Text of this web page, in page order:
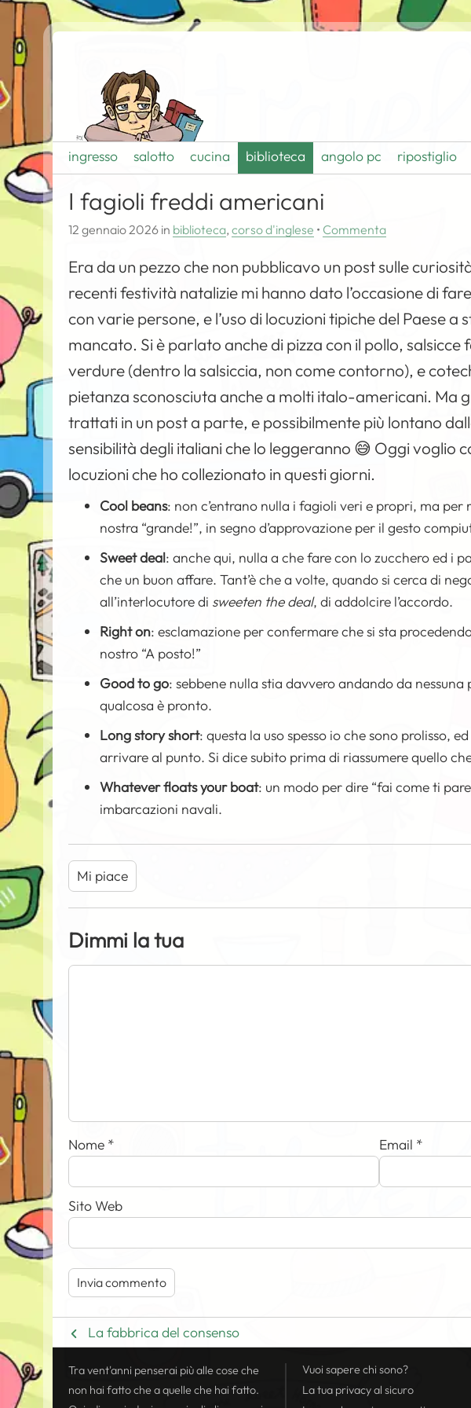
ingresso salotto cucina biblioteca angolo pc ripostiglio
I fagioli freddi americani
12 gennaio 2026 in biblioteca,corso d'inglese • Commenta
Era da un pezzo che non pubblicavo un post sulle
recenti festività natalizie mi hanno dato l’occasione di
con varie persone, e l’uso di locuzioni tipiche del Paese a
mancato. Si è parlato anche di pizza con il pollo,
verdure (dentro la salsiccia, non come contorno), e
pietanza sconosciuta anche a molti italo-americani. Ma
trattati in un post a parte, e possibilmente più lontano
sensibilità degli italiani che lo leggeranno 😅 Oggi voglio
locuzioni che ho collezionato in questi giorni.
Cool beans: non c’entrano nulla i fagioli veri e propri, ma per
nostra “grande!”, in segno d’approvazione per il gesto
Sweet deal: anche qui, nulla a che fare con lo zucchero ed i
che un buon affare. Tant’è che a volte, quando si cerca di
all’interlocutore di sweeten the deal, di addolcire l’accordo.
Right on: esclamazione per confermare che si sta
nostro “A posto!”
Good to go: sebbene nulla stia davvero andando da nessuna
qualcosa è pronto.
Long story short: questa la uso spesso io che sono prolisso,
arrivare al punto. Si dice subito prima di riassumere quello
Whatever floats your boat: un modo per dire “fai come ti
imbarcazioni navali.
Mi piace
Dimmi la tua
Nome * Email *
Sito Web
La fabbrica del consenso
Tra vent'anni penserai più alle cose che
non hai fatto che a quelle che hai fatto.
Vuoi sapere chi sono?
La tua privacyal sicuro